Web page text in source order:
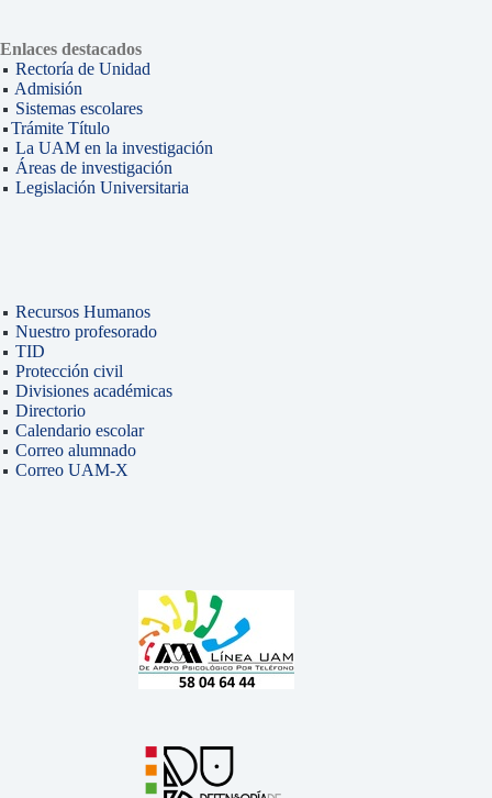
Enlaces destacados
Rectoría de Unidad
Admisión
Sistemas escolares
Trámite Título
La UAM en la investigación
Áreas de investigación
Legislación Universitaria
Recursos Humanos
Nuestro profesorado
TID
Protección civil
Divisiones académicas
Directorio
Calendario escolar
Correo alumnado
Correo UAM-X